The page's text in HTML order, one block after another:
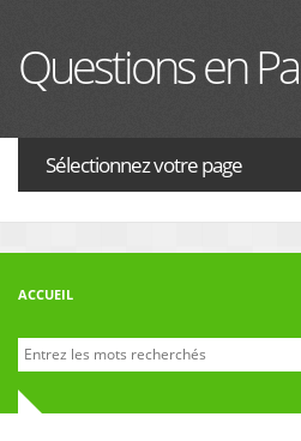
Questions en
Sélectionnez votre page
ACTUALITES
ACCUEIL
Formulaire de
Recherche